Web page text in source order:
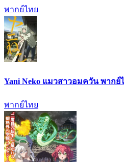
พากย์ไทย
Yani Neko แมวสาวอมควัน พากย์
พากย์ไทย